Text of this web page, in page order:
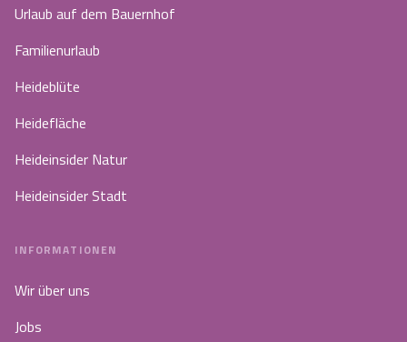
Urlaub auf dem Bauernhof
Familienurlaub
Heideblüte
Heidefläche
Heideinsider Natur
Heideinsider Stadt
INFORMATIONEN
Wir über uns
Jobs